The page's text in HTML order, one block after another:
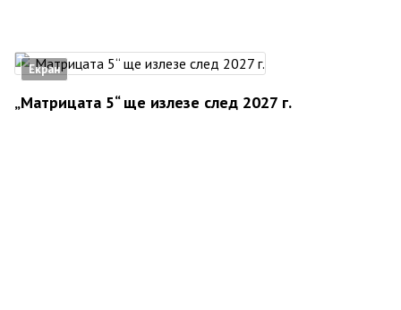
Екран
„Матрицата 5“ ще излезе след 2027 г.